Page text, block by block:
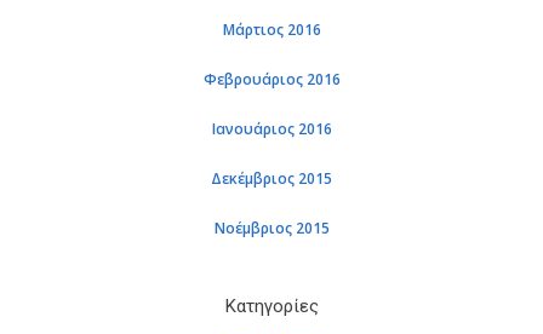
Μάρτιος 2016
Φεβρουάριος 2016
Ιανουάριος 2016
Δεκέμβριος 2015
Νοέμβριος 2015
Κατηγορίες